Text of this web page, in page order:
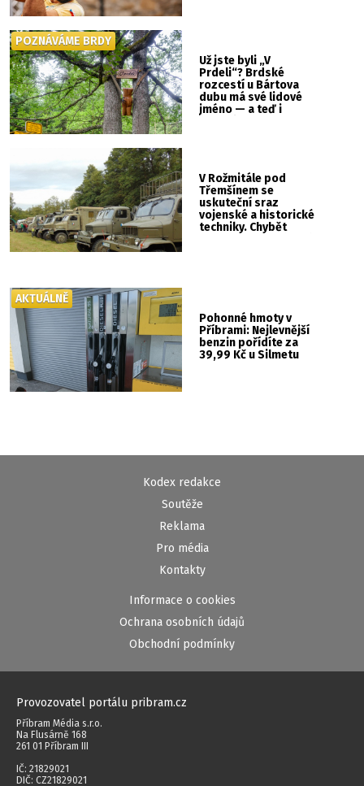
Už jste byli „V
Prdeli“? Brdské
rozcestí u Bártova
dubu má své lidové
jméno — a teď i
POZNÁVÁME BRDY
V Rožmitále pod
Třemšínem se
uskuteční sraz
vojenské a historické
techniky. Chybět
Pohonné hmoty v
Příbrami: Nejlevnější
benzin pořídíte za
39,99 Kč u Silmetu
AKTUÁLNĚ
Kodex redakce
Soutěže
Reklama
Pro média
Kontakty
Informace o cookies
Ochrana osobních údajů
Obchodní podmínky
Provozovatel portálu pribram.cz
Příbram Média s.r.o.
Na Flusárně 168
261 01 Příbram III
IČ: 21829021
DIČ: CZ21829021